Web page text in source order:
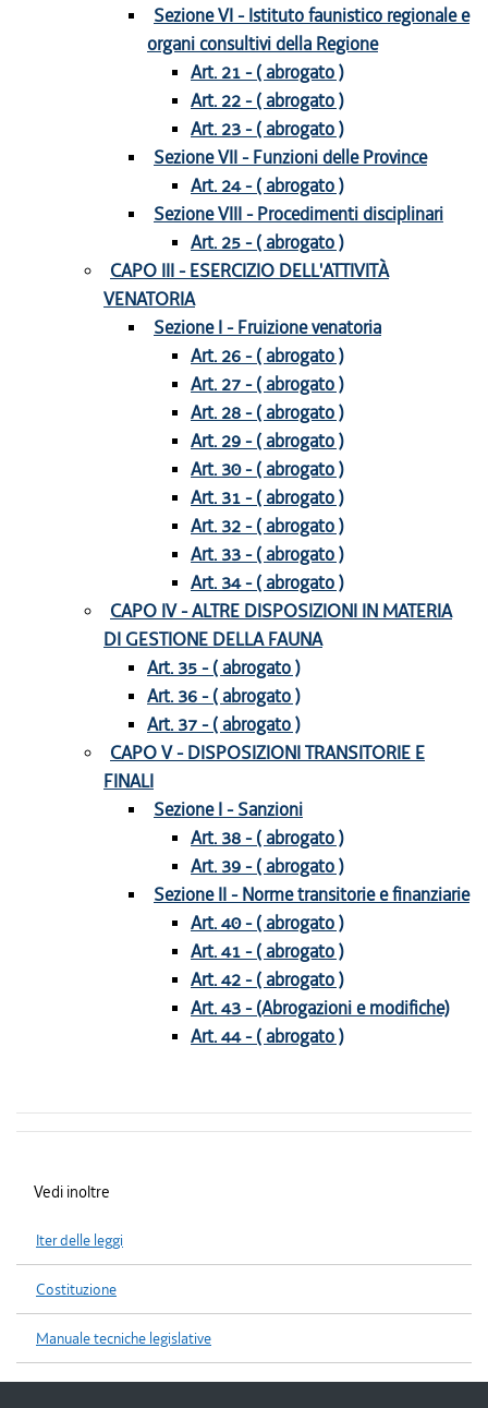
Sezione VI - Istituto faunistico regionale e
organi consultivi della Regione
Art. 21 - ( abrogato )
Art. 22 - ( abrogato )
Art. 23 - ( abrogato )
Sezione VII - Funzioni delle Province
Art. 24 - ( abrogato )
Sezione VIII - Procedimenti disciplinari
Art. 25 - ( abrogato )
CAPO III - ESERCIZIO DELL'ATTIVITÀ
VENATORIA
Sezione I - Fruizione venatoria
Art. 26 - ( abrogato )
Art. 27 - ( abrogato )
Art. 28 - ( abrogato )
Art. 29 - ( abrogato )
Art. 30 - ( abrogato )
Art. 31 - ( abrogato )
Art. 32 - ( abrogato )
Art. 33 - ( abrogato )
Art. 34 - ( abrogato )
CAPO IV - ALTRE DISPOSIZIONI IN MATERIA
DI GESTIONE DELLA FAUNA
Art. 35 - ( abrogato )
Art. 36 - ( abrogato )
Art. 37 - ( abrogato )
CAPO V - DISPOSIZIONI TRANSITORIE E
FINALI
Sezione I - Sanzioni
Art. 38 - ( abrogato )
Art. 39 - ( abrogato )
Sezione II - Norme transitorie e finanziarie
Art. 40 - ( abrogato )
Art. 41 - ( abrogato )
Art. 42 - ( abrogato )
Art. 43 - (Abrogazioni e modifiche)
Art. 44 - ( abrogato )
Vedi inoltre
Iter delle leggi
Costituzione
Manuale tecniche legislative